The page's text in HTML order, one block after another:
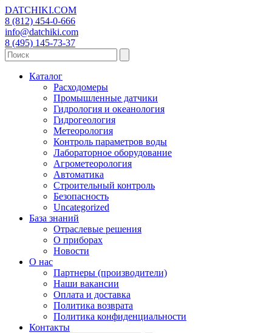
DATCHIKI.COM
8 (812) 454-0-666
info@datchiki.com
8 (495) 145-73-37
Каталог
Расходомеры
Промышленные датчики
Гидрология и океанология
Гидрогеология
Метеорология
Контроль параметров воды
Лабораторное оборудование
Агрометеорология
Автоматика
Строительный контроль
Безопасность
Uncategorized
База знаний
Отраслевые решения
О приборах
Новости
О нас
Партнеры (производители)
Наши вакансии
Оплата и доставка
Политика возврата
Политика конфиденциальности
Контакты